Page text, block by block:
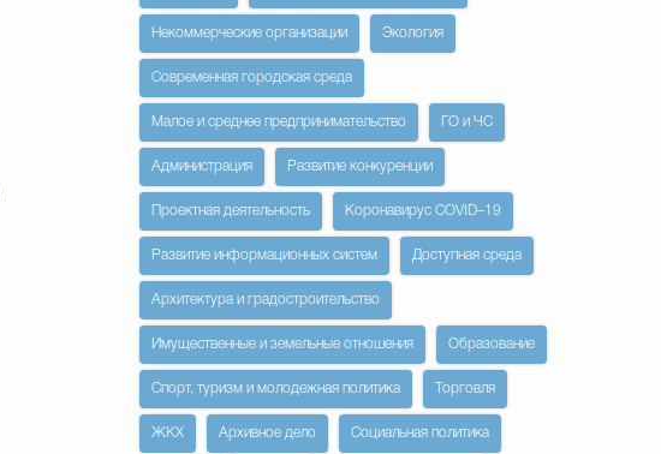
Некоммерческие организации Экология
Современная городская среда
Малое и среднее предпринимательство ГО и ЧС
Администрация Развитие конкуренции
Проектная деятельность Коронавирус COVID–19
Развитие информационных систем Доступная среда
Архитектура и градостроительство
Имущественные и земельные отношения Образование
Спорт, туризм и молодежная политика Торговля
ЖКХ Архивное дело Социальная политика